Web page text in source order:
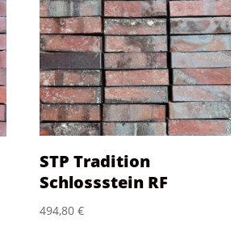
STP Tradition
Schlossstein RF
494,80€